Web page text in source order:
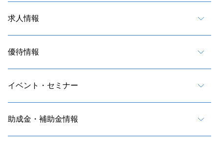
求人情報
優待情報
イベント・セミナー
助成金・補助金情報